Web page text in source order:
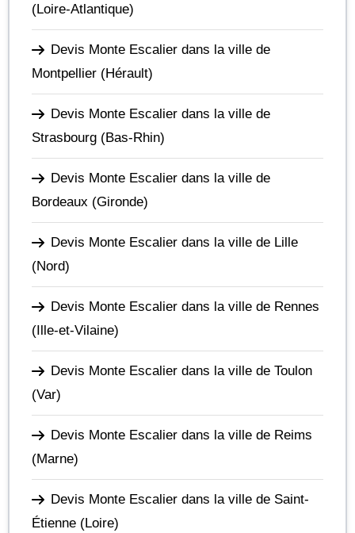
(Loire-Atlantique)
Devis Monte Escalier dans la ville de
Montpellier (Hérault)
Devis Monte Escalier dans la ville de
Strasbourg (Bas-Rhin)
Devis Monte Escalier dans la ville de
Bordeaux (Gironde)
Devis Monte Escalier dans la ville de Lille
(Nord)
Devis Monte Escalier dans la ville de Rennes
(Ille-et-Vilaine)
Devis Monte Escalier dans la ville de Toulon
(Var)
Devis Monte Escalier dans la ville de Reims
(Marne)
Devis Monte Escalier dans la ville de Saint-
Étienne (Loire)